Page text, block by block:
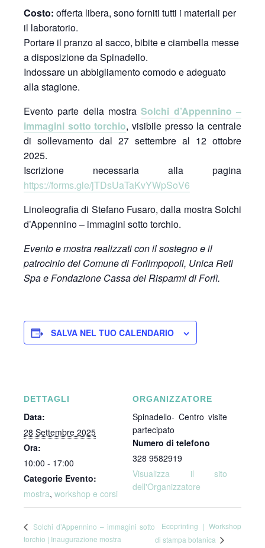
Costo: offerta libera, sono forniti tutti i materiali per
il laboratorio.
Portare il pranzo al sacco, bibite e ciambella messe
a disposizione da Spinadello.
Indossare un abbigliamento comodo e adeguato
alla stagione.
Evento parte della mostraSolchi d’Appennino –
immagini sotto torchio, visibile presso la centrale
di sollevamento dal 27 settembre al 12 ottobre
2025.
Iscrizione necessaria alla pagina
https://forms.gle/jTDsUaTaKvYWpSoV6
Linoleografia di Stefano Fusaro, dalla mostra Solchi
d’Appennino – immagini sotto torchio.
Evento e mostra realizzati con il sostegno e il
patrocinio del Comune di Forlimpopoli, Unica Reti
Spa e Fondazione Cassa dei Risparmi di Forlì.
SALVA NEL TUO CALENDARIO
DETTAGLI
Data:
28 Settembre 2025
Ora:
10:00 - 17:00
Categorie Evento:
mostra, workshop e corsi
ORGANIZZATORE
Spinadello- Centro visite
partecipato
Numero di telefono
328 9582919
Visualizza il sito
dell'Organizzatore
Solchi d’Appennino – immagini sotto
torchio | Inaugurazione mostra
Ecoprinting | Workshop
di stampa botanica